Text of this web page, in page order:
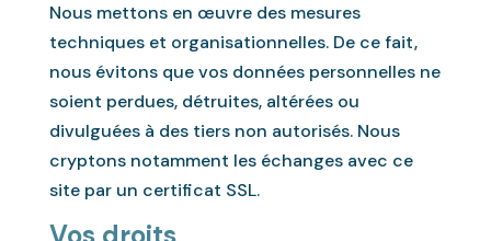
Nous mettons en œuvre des mesures
techniques et organisationnelles. De ce fait,
nous évitons que vos données personnelles ne
soient perdues, détruites, altérées ou
divulguées à des tiers non autorisés. Nous
cryptons notamment les échanges avec ce
site par un certificat SSL.